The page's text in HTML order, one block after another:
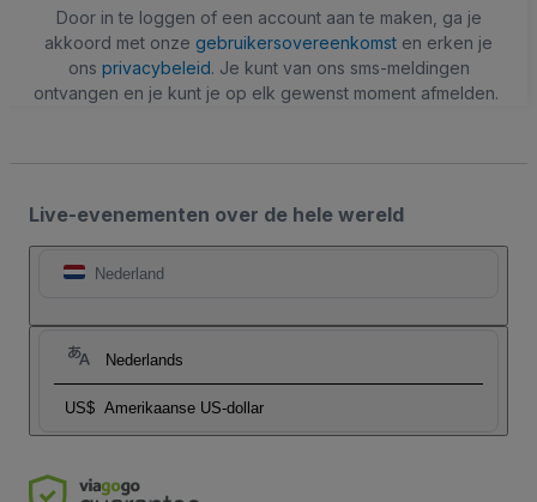
Door in te loggen of een account aan te maken, ga je
akkoord met onze gebruikersovereenkomst en erken je
ons privacybeleid. Je kunt van ons sms-meldingen
ontvangen en je kunt je op elk gewenst moment afmelden.
Live-evenementen over de hele wereld
Nederland
Nederlands
US$ Amerikaanse US-dollar